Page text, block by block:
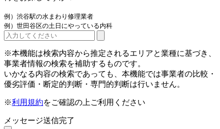
例）渋谷駅の水まわり修理業者
例）世田谷区の土日にやっている内科
※本機能は検索内容から推定されるエリアと業種に基づき、
事業者情報の検索を補助するものです。
いかなる内容の検索であっても、本機能では事業者の比較・
優劣評価・断定的判断・専門的判断は行いません。
※利用規約をご確認の上ご利用ください
メッセージ送信完了